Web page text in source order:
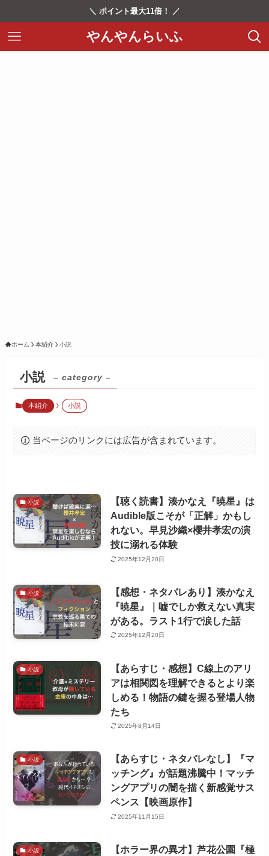
＼ ポイント最大11倍！ ／
やんやんらいふ
ホーム 本紹介 小説
小説 – category –
本紹介 小説
当ページのリンクには広告が含まれています。
小説
【聴く読書】湊かなえ『暁星』は
Audible版こそが「正解」かもし
れない。早見沙織×櫻井孝宏の演
技に溺れる体験
2025年12月20日
小説
【感想・ネタバレあり】湊かなえ
『暁星』｜嘘でしか救えない真実
がある。ラスト1行で涙した話
2025年12月20日
小説
【あらすじ・感想】C線上のアリ
アは相関図を理解できるとより楽
しめる！物語の鍵を握る登場人物
たち
2025年8月14日
小説
【あらすじ・ネタバレなし】『マ
ッチング』が話題沸騰中！マッチ
ングアプリの闇を描く新感覚サス
ペンス【映画原作】
2025年11月15日
小説
【ホラー界の異才】芦花公園『極